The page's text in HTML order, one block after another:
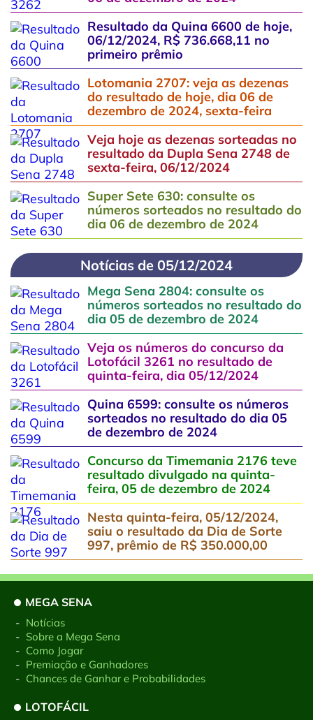
Resultado da Quina 6600 de hoje,
06/12/2024, R$ 736.668,11 no
primeiro prêmio
Lotomania 2707: veja as dezenas
do resultado de hoje, dia 06 de
dezembro de 2024, sexta-feira
Veja hoje as dezenas sorteadas no
resultado da Dupla Sena 2748 de
sexta-feira, 06/12/2024
Super Sete 630: consulte os
números sorteados no resultado do
dia 06 de dezembro de 2024
Notícias de 05/12/2024
Mega Sena 2804: consulte os
números sorteados no resultado do
dia 05 de dezembro de 2024
Veja os números do concurso da
Lotofácil 3261 no resultado de
quinta-feira, dia 05/12/2024
Quina 6599: consulte os números
sorteados no resultado do dia 05
de dezembro de 2024
Concurso da Timemania 2176 teve
resultado divulgado na quinta-
feira, 05 de dezembro de 2024
Nesta quinta-feira, 05/12/2024,
saiu o resultado da Dia de Sorte
997, prêmio de R$ 350.000,00
MEGA SENA
- Notícias
- Sobre a Mega Sena
- Como Jogar
- Premiação e Ganhadores
- Chances de Ganhar e Probabilidades
LOTOFÁCIL